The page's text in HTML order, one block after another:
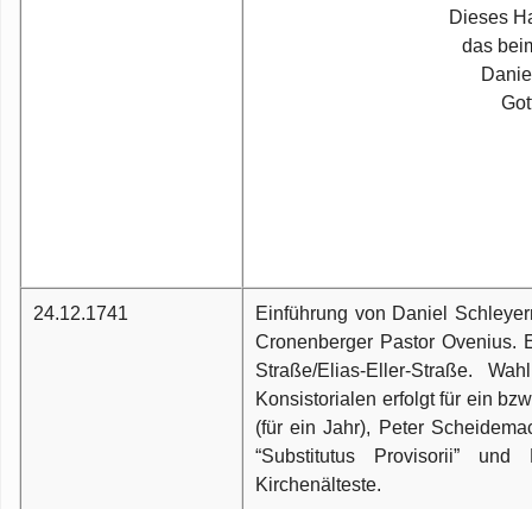
Dieses
das
24.12.1741
Einführung von Daniel
Cronenberger Pastor Ovenius.
Straße/Elias-Eller-Straße.
Konsistorialen erfolgt für ein
(für ein Jahr), Peter
“Substitutus Provisorii”
Kirchenälteste.